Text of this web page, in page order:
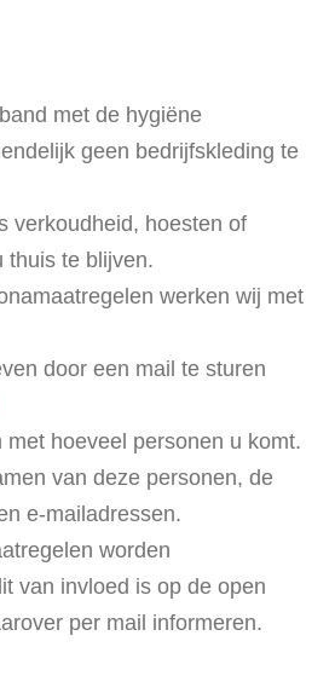
met de hygiëne
geen bedrijfskleding te
verkoudheid, hoesten of
thuis te blijven.
werken wij met
door een mail te sturen
hoeveel personen u komt.
van deze personen, de
e-mailadressen.
worden
van invloed is op de open
per mail informeren.